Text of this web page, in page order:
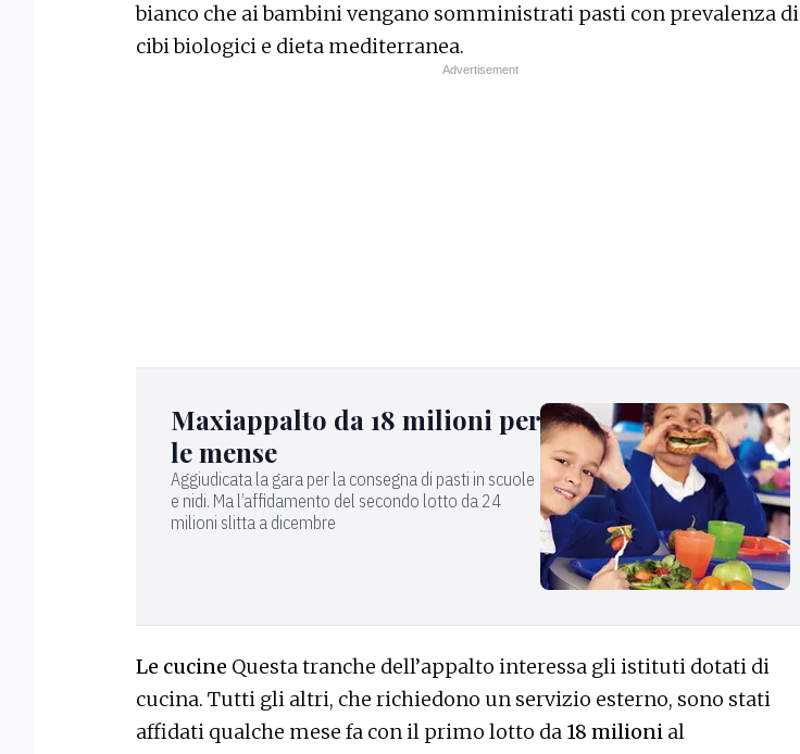
bianco che ai bambini vengano somministrati pasti con prevalenza di
cibi biologici e dieta mediterranea.
Maxiappalto da 18 milioni per
le mense
Aggiudicata la gara per la consegna di pasti in scuole
e nidi. Ma l’affidamento del secondo lotto da 24
milioni slitta a dicembre
Le cucine Questa tranche dell’appalto interessa gli istituti dotati di
cucina. Tutti gli altri, che richiedono un servizio esterno, sono stati
affidati qualche mese fa con il primo lotto da 18 milioni al